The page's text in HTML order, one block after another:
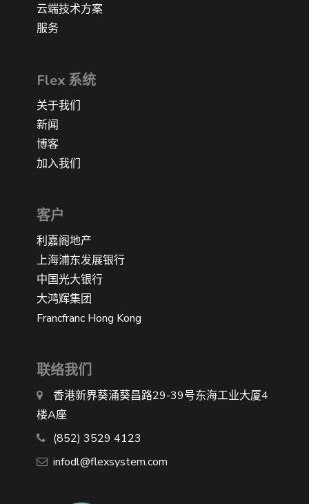
云端技术方案
服务
Flex 系统
关于我们
新闻
博客
加入我们
客户
利嘉阁地产
上海浦东发展银行
中国光大银行
大鸿辉集团
Francfranc Hong Kong
联络我们
香港新界葵涌葵昌路29-39号东海工业大厦4
楼A座
(852) 3529 4123
infodl@flexsystem.com